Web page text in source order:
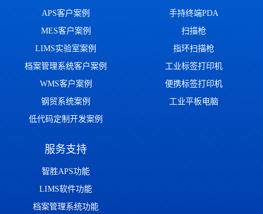
APS客户案例
MES客户案例
LIMS实验室案例
档案管理系统客户案例
WMS客户案例
钢贸系统案例
低代码定制开发案例
手持终端PDA
扫描枪
指环扫描枪
工业标签打印机
便携标签打印机
工业平板电脑
服务支持
智胜APS功能
LIMS软件功能
档案管理系统功能